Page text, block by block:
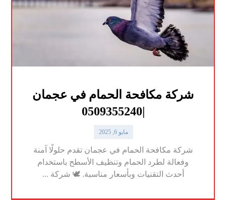
شركة مكافحة الحمام في عجمان
|0509355240
مايو 6, 2025
شركة مكافحة الحمام في عجمان تقدم حلولًا آمنة
وفعالة لطرد الحمام وتنظيف الأسطح باستخدام
أحدث التقنيات وبأسعار مناسبة. 🕊️ شركة ...